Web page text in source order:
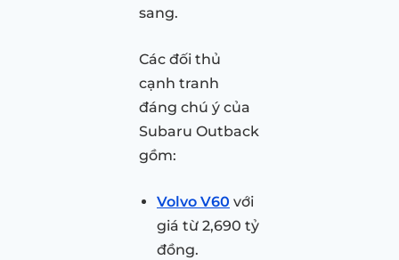
sang.
Các đối thủ
cạnh tranh
đáng chú ý của
Subaru Outback
gồm:
Volvo V60 với
giá từ 2,690 tỷ
đồng.